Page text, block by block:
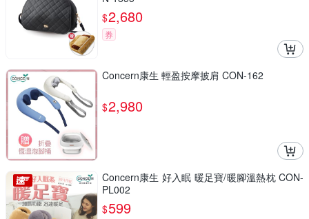
$2,680
券
Concern康生 輕盈按摩披肩 CON-162
$2,980
Concern康生 好入眠 暖足寶/暖腳溫熱枕 CON-
PL002
$599